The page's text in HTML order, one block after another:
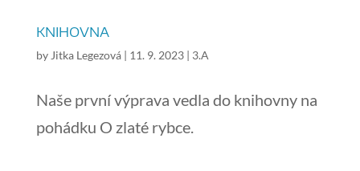
KNIHOVNA
by Jitka Legezová| 11. 9. 2023| 3.A
Naše první výprava vedla do knihovny na
pohádku O zlaté rybce.